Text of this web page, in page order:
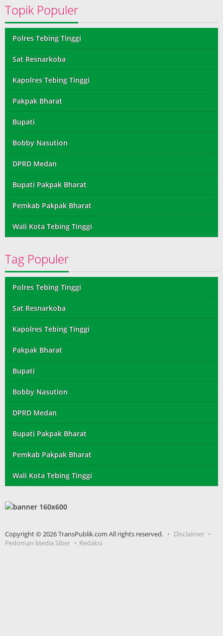
Topik Populer
Polres Tebing Tinggi
Sat Resnarkoba
Kapolres Tebing Tinggi
Pakpak Bharat
Bupati
Bobby Nasution
DPRD Medan
Bupati Pakpak Bharat
Pemkab Pakpak Bharat
Wali Kota Tebing Tinggi
Tag Populer
Polres Tebing Tinggi
Sat Resnarkoba
Kapolres Tebing Tinggi
Pakpak Bharat
Bupati
Bobby Nasution
DPRD Medan
Bupati Pakpak Bharat
Pemkab Pakpak Bharat
Wali Kota Tebing Tinggi
Copyright © 2026 TransPublik.com All rights reserved.
Disclaimer
Pedoman Media Siber
Redaksi